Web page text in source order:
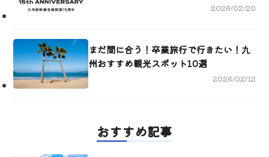
2026/02/20
まだ間に合う！卒業旅行で行きたい！九
州おすすめ観光スポット10選
2026/02/12
おすすめ記事